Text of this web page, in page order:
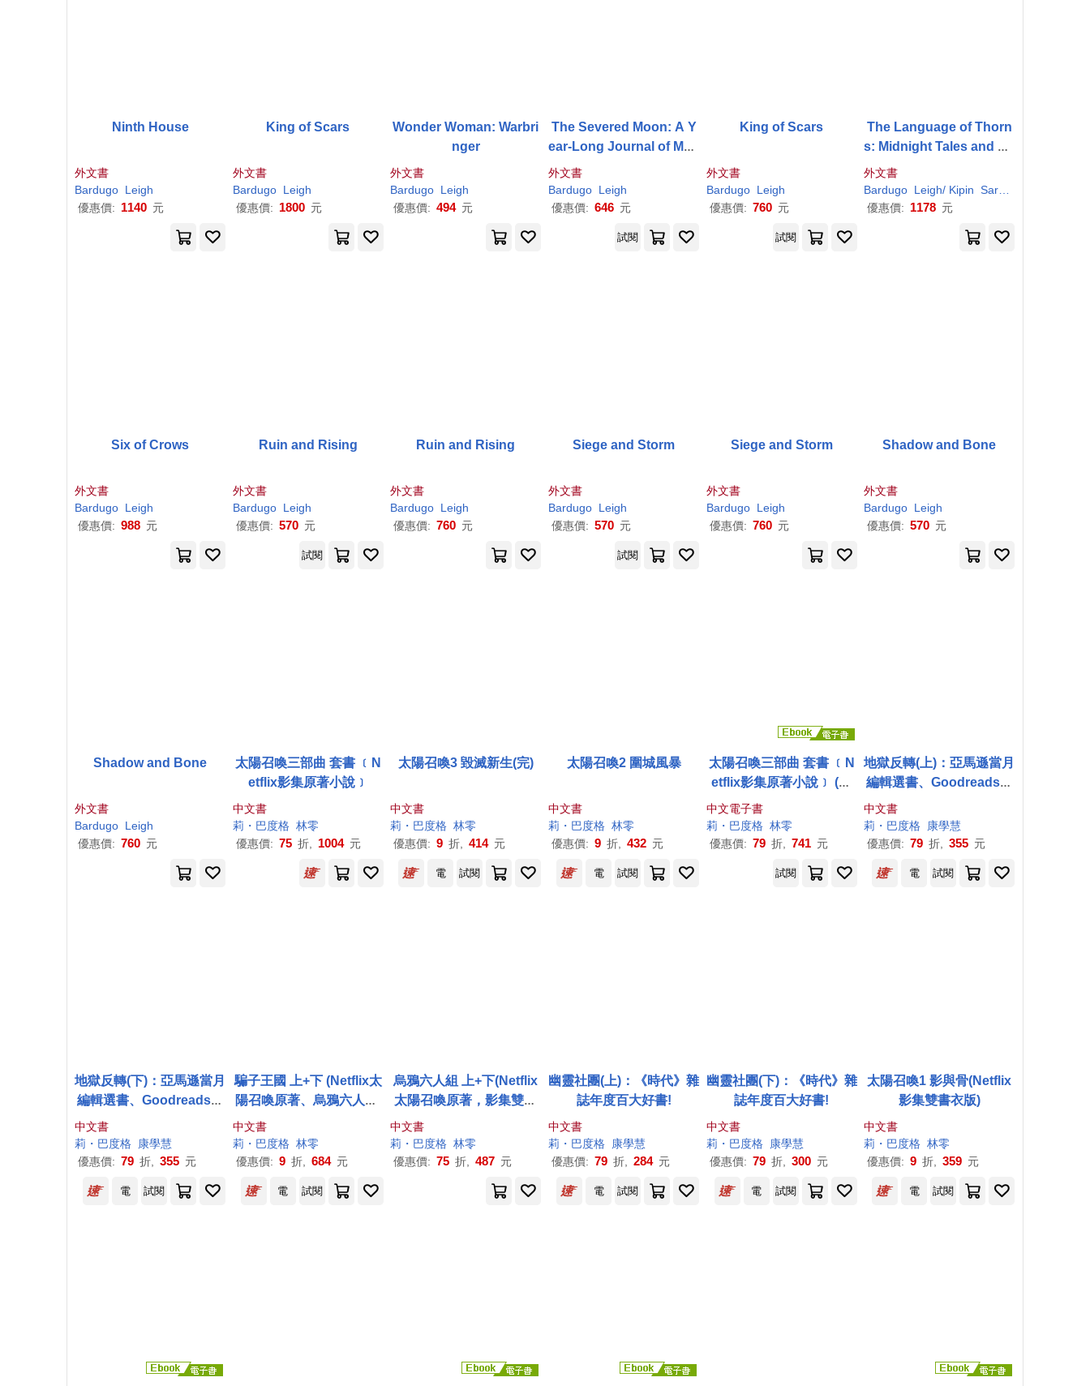
Ninth House
外文書
Bardugo Leigh
優惠價: 1140 元
King of Scars
外文書
Bardugo Leigh
優惠價: 1800 元
Wonder Woman: Warbri
nger
外文書
Bardugo Leigh
優惠價: 494 元
The Severed Moon: A Y
ear-Long Journal of Mag
外文書
Bardugo Leigh
優惠價: 646 元
King of Scars
外文書
Bardugo Leigh
優惠價: 760 元
The Language of Thorn
s: Midnight Tales and Da
ngerous Magic
外文書
Bardugo Leigh/ Kipin Sara (ILT)
優惠價: 1178 元
試閱 試閱
Six of Crows
外文書
Bardugo Leigh
優惠價: 988 元
Ruin and Rising
外文書
Bardugo Leigh
優惠價: 570 元
Ruin and Rising
外文書
Bardugo Leigh
優惠價: 760 元
Siege and Storm
外文書
Bardugo Leigh
優惠價: 570 元
Siege and Storm
外文書
Bardugo Leigh
優惠價: 760 元
Shadow and Bone
外文書
Bardugo Leigh
優惠價: 570 元
試閱 試閱
Shadow and Bone
外文書
Bardugo Leigh
優惠價: 760 元
太陽召喚三部曲 套書 ﹝N
etflix影集原著小說﹞
中文書
莉・巴度格 林零
優惠價: 75 折, 1004 元
太陽召喚3 毀滅新生(完)
中文書
莉・巴度格 林零
優惠價: 9 折, 414 元
太陽召喚2 圍城風暴
中文書
莉・巴度格 林零
優惠價: 9 折, 432 元
太陽召喚三部曲 套書 ﹝N
etflix影集原著小說﹞ (電
中文電子書
莉・巴度格 林零
優惠價: 79 折, 741 元
地獄反轉(上)：亞馬遜當月
編輯選書、Goodreads讀
者票選年度NO.1奇幻小說!
中文書
莉・巴度格
康學慧
優惠價: 79 折, 355 元
電 試閱 電 試閱 試閱 電 試閱
地獄反轉(下)：亞馬遜當月
編輯選書、Goodreads讀
者票選年度NO.1奇幻小說!
中文書
莉・巴度格
康學慧
優惠價: 79 折, 355 元
騙子王國 上+下 (Netflix太
陽召喚原著、烏鴉六人組I
中文書
莉・巴度格 林零
優惠價: 9 折, 684 元
烏鴉六人組 上+下(Netflix
太陽召喚原著，影集雙書
中文書
莉・巴度格 林零
優惠價: 75 折, 487 元
幽靈社團(上)：《時代》雜
誌年度百大好書!
中文書
莉・巴度格
康學慧
優惠價: 79 折, 284 元
幽靈社團(下)：《時代》雜
誌年度百大好書!
中文書
莉・巴度格
康學慧
優惠價: 79 折, 300 元
太陽召喚1 影與骨(Netflix
影集雙書衣版)
中文書
莉・巴度格 林零
優惠價: 9 折, 359 元
電 試閱 電 試閱 電 試閱 電 試閱 電 試閱